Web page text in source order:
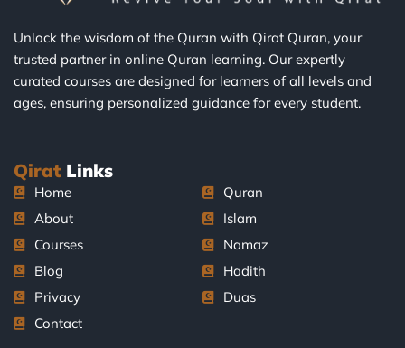
Unlock the wisdom of the Quran with Qirat Quran, your
trusted partner in online Quran learning. Our expertly
curated courses are designed for learners of all levels and
ages, ensuring personalized guidance for every student.
Qirat Links
Home
About
Courses
Blog
Privacy
Contact
Quran
Islam
Namaz
Hadith
Duas